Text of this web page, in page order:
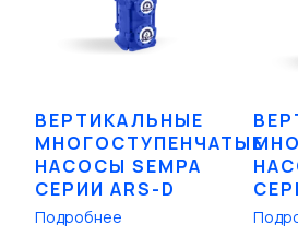
ВЕРТИКАЛЬНЫЕ
МНОГОСТУПЕНЧАТЫЕ
НАСОСЫ SEMPA
СЕРИИ ARS-D
Подробнее